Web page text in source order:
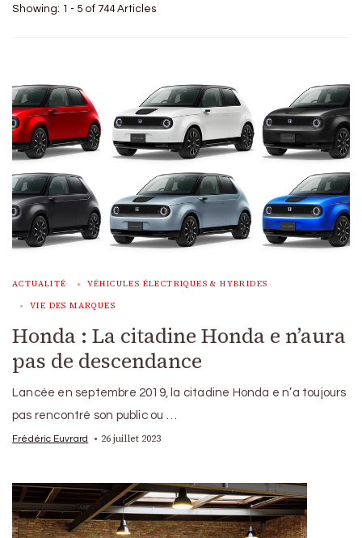
Showing: 1 - 5 of 744 Articles
ACTUALITÉ VÉHICULES ÉLECTRIQUES & HYBRIDES
VIE DES MARQUES
Honda : La citadine Honda e n’aura
pas de descendance
Lancée en septembre 2019, la citadine Honda e n’a toujours
pas rencontré son public ou …
Frédéric Euvrard 26 juillet 2023